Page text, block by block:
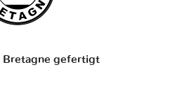
Bretagne gefertigt